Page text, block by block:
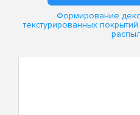
Формирование
текстурированных